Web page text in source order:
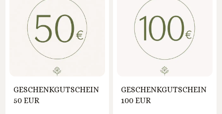
GESCHENKGUTSCHEIN
50 EUR
GESCHENKGUTSCHEIN
100 EUR